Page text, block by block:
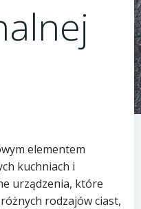
elementem
kuchniach i
urządzenia, które
rodzajów ciast,